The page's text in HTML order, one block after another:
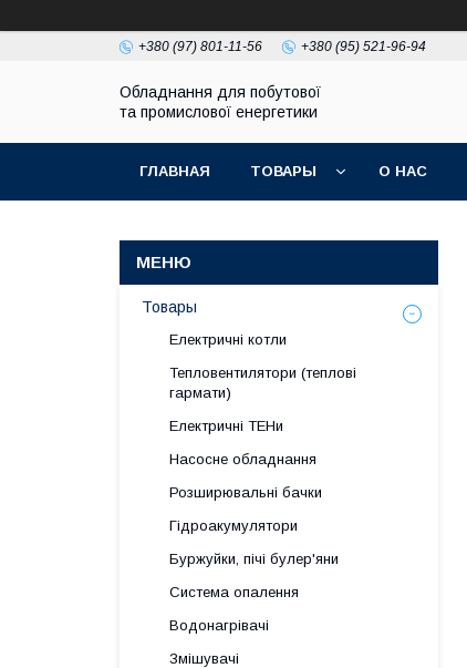
+380 (97) 801-11-56 +380 (95) 521-96-94
Обладнання для побутової
та промислової енергетики
ГЛАВНАЯ ТОВАРЫ О НАС
Товары
Електричні котли
Тепловентилятори (теплові
гармати)
Електричні ТЕНи
Насосне обладнання
Розширювальні бачки
Гідроакумулятори
Буржуйки, пічі булер'яни
Система опалення
Водонагрівачі
Змішувачі